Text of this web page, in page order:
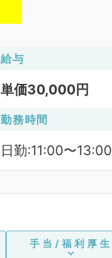
給与
単価30,000円
勤務時間
日勤:11:00〜13:00
手当/福利厚生